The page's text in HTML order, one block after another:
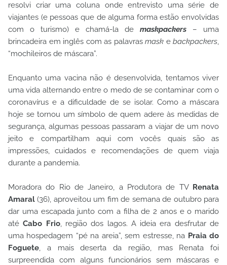
resolvi criar uma coluna onde entrevisto uma série de
viajantes (e pessoas que de alguma forma estão envolvidas
com o turismo) e chamá-la de maskpackers – uma
brincadeira em inglês com as palavras mask e backpackers,
“mochileiros de máscara”.
Enquanto uma vacina não é desenvolvida, tentamos viver
uma vida alternando entre o medo de se contaminar com o
coronavírus e a dificuldade de se isolar. Como a máscara
hoje se tornou um símbolo de quem adere às medidas de
segurança, algumas pessoas passaram a viajar de um novo
jeito e compartilham aqui com vocês quais são as
impressões, cuidados e recomendações de quem viaja
durante a pandemia.
Moradora do Rio de Janeiro, a Produtora de TV Renata
Amaral (36), aproveitou um fim de semana de outubro para
dar uma escapada junto com a filha de 2 anos e o marido
atéCabo Frio, região dos lagos. A ideia era desfrutar de
uma hospedagem “pé na areia”, sem estresse, na Praia do
Foguete, a mais deserta da região, mas Renata foi
surpreendida com alguns funcionários sem máscaras e